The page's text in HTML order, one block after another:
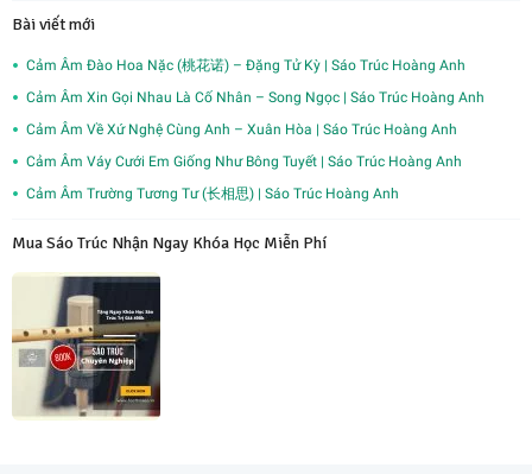
Bài viết mới
Cảm Âm Đào Hoa Nặc (桃花诺) – Đặng Tử Kỳ | Sáo Trúc Hoàng Anh
Cảm Âm Xin Gọi Nhau Là Cố Nhân – Song Ngọc | Sáo Trúc Hoàng Anh
Cảm Âm Về Xứ Nghệ Cùng Anh – Xuân Hòa | Sáo Trúc Hoàng Anh
Cảm Âm Váy Cưới Em Giống Như Bông Tuyết | Sáo Trúc Hoàng Anh
Cảm Âm Trường Tương Tư (长相思) | Sáo Trúc Hoàng Anh
Mua Sáo Trúc Nhận Ngay Khóa Học Miễn Phí